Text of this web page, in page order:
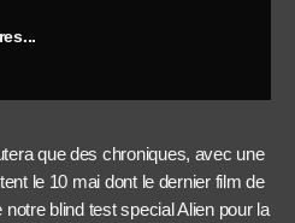
que des chroniques, avec une
le 10 mai dont le dernier film de
blind test special Alien pour la